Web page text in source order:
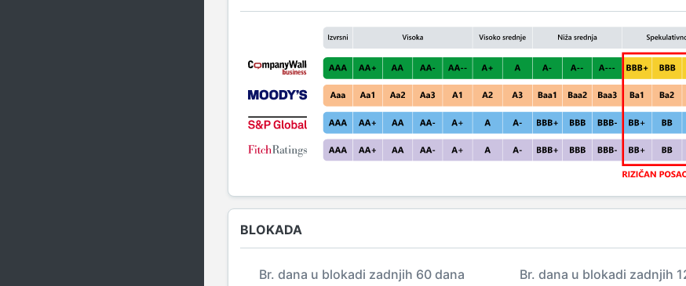
BLOKADA
Br. dana u blokadi zadnjih 60 dana Br. dana u blokadi zadnjih